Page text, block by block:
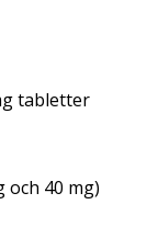
tabletter
och 40 mg)